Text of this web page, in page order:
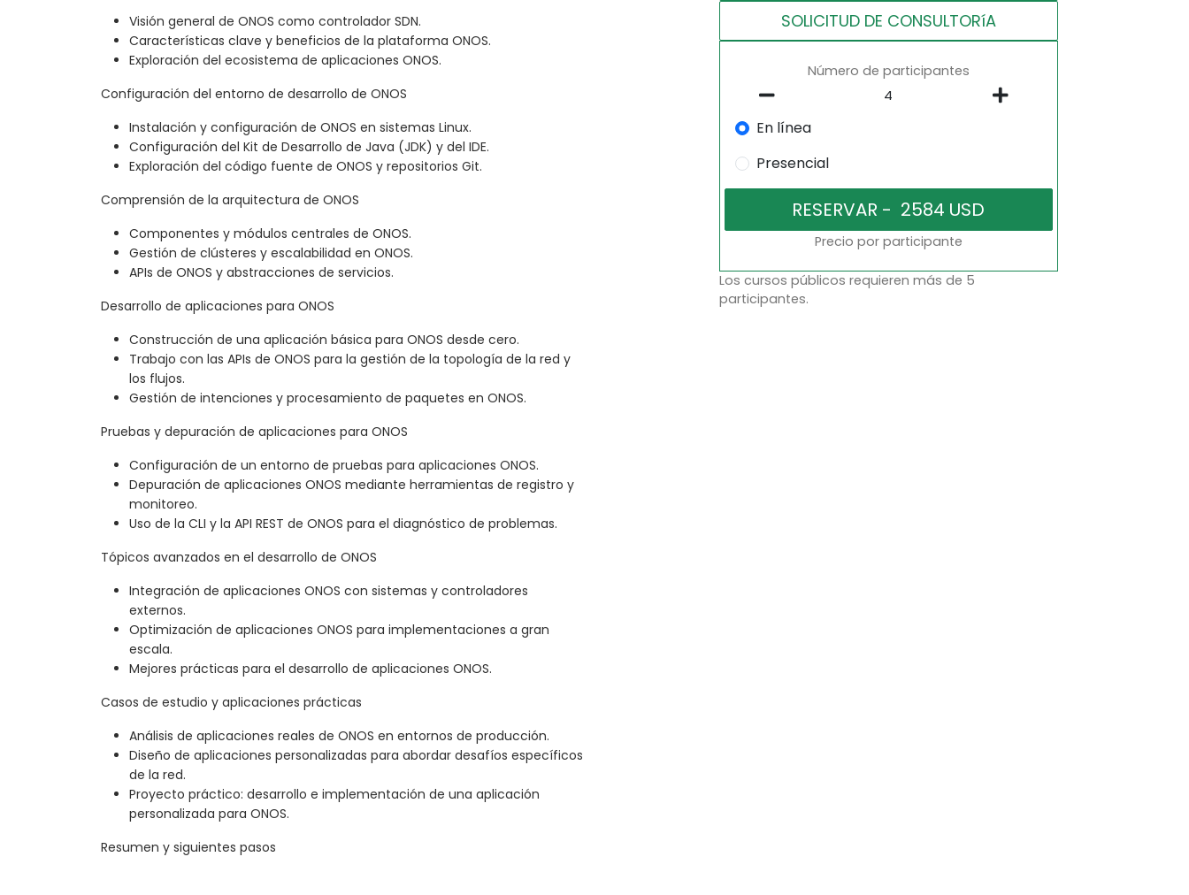
Visión general de ONOS como controlador SDN.
Características clave y beneficios de la plataforma ONOS.
Exploración del ecosistema de aplicaciones ONOS.
Configuración del entorno de desarrollo de ONOS
Instalación y configuración de ONOS en sistemas Linux.
Configuración del Kit de Desarrollo de Java (JDK) y del IDE.
Exploración del código fuente de ONOS y repositorios Git.
Comprensión de la arquitectura de ONOS
Componentes y módulos centrales de ONOS.
Gestión de clústeres y escalabilidad en ONOS.
APIs de ONOS y abstracciones de servicios.
Desarrollo de aplicaciones para ONOS
Construcción de una aplicación básica para ONOS desde cero.
Trabajo con las APIs de ONOS para la gestión de la topología de la red y
los flujos.
Gestión de intenciones y procesamiento de paquetes en ONOS.
Pruebas y depuración de aplicaciones para ONOS
Configuración de un entorno de pruebas para aplicaciones ONOS.
Depuración de aplicaciones ONOS mediante herramientas de registro y
monitoreo.
Uso de la CLI y la API REST de ONOS para el diagnóstico de problemas.
Tópicos avanzados en el desarrollo de ONOS
Integración de aplicaciones ONOS con sistemas y controladores
externos.
Optimización de aplicaciones ONOS para implementaciones a gran
escala.
Mejores prácticas para el desarrollo de aplicaciones ONOS.
Casos de estudio y aplicaciones prácticas
Análisis de aplicaciones reales de ONOS en entornos de producción.
Diseño de aplicaciones personalizadas para abordar desafíos específicos
de la red.
Proyecto práctico: desarrollo e implementación de una aplicación
personalizada para ONOS.
Resumen y siguientes pasos
SOLICITUD DE CONSULTORíA
Número de participantes
En línea
Presencial
Precio por participante
Los cursos públicos requieren más de 5
participantes.